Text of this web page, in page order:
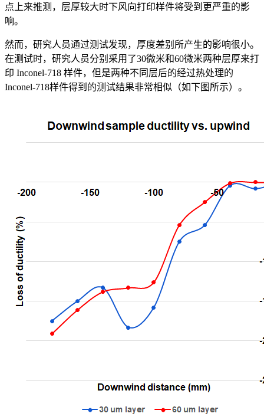
点上来推测，层厚较大时下风向打印样件将受到更严重的影
响。
然而，研究人员通过测试发现，厚度差别所产生的影响很小。
在测试时，研究人员分别采用了30微米和60微米两种层厚来打
印 Inconel-718 样件，但是两种不同层后的经过热处理的
Inconel-718样件得到的测试结果非常相似（如下图所示）。